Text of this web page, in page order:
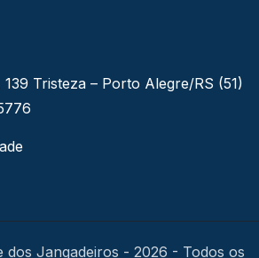
Tristeza – Porto Alegre/RS (51)
Jangadeiros - 2026 - Todos os